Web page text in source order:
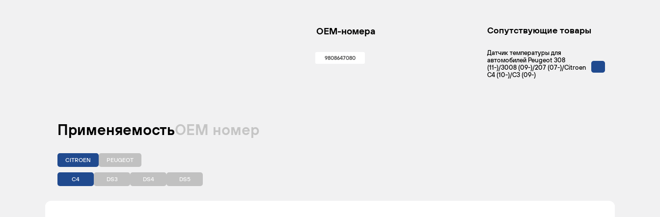
OEM-номера
9808647080
Сопутствующие товары
Датчик температуры для
автомобилей Peugeot 308
(11-)/3008 (09-)/207 (07-)/Citroen
C4 (10-)/C3 (09-)
ПрименяемостьОЕМ номер
CITROEN PEUGEOT
C4 DS3 DS4 DS5